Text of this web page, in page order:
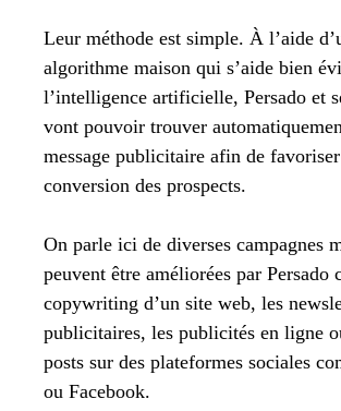
Leur méthode est simple. À l’aide
algorithme maison qui s’aide bien
l’intelligence artificielle, Persado et
vont pouvoir trouver
message publicitaire afin de
conversion des prospects.
On parle ici de diverses campagnes
peuvent être améliorées par Persado
copywriting d’un site web, les
publicitaires, les publicités en ligne
posts sur des plateformes sociales
ou Facebook.